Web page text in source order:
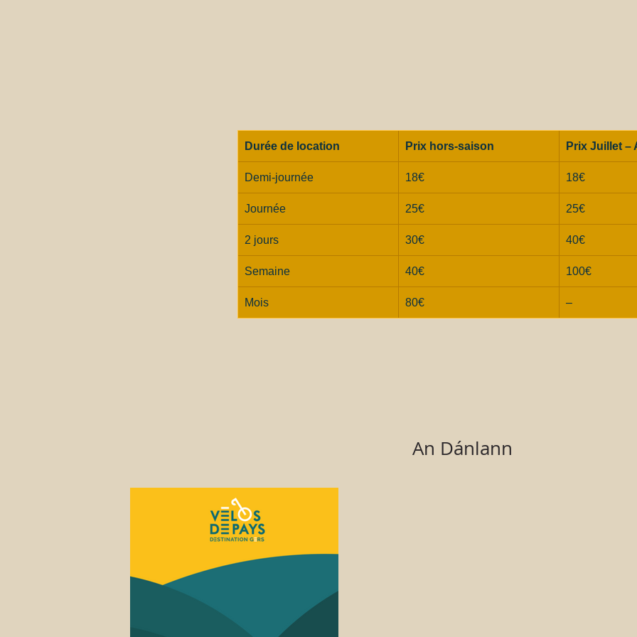
Durée de location Prix hors-saison Prix Juillet –
Demi-journée 18€ 18€
Journée 25€ 25€
2 jours 30€ 40€
Semaine 40€ 100€
Mois 80€ –
An Dánlann